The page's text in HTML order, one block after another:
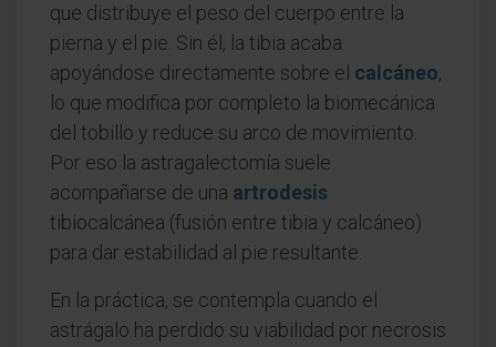
que distribuye el peso del cuerpo entre la
pierna y el pie. Sin él, la tibia acaba
apoyándose directamente sobre el calcáneo,
lo que modifica por completo la biomecánica
del tobillo y reduce su arco de movimiento.
Por eso la astragalectomía suele
acompañarse de una artrodesis
tibiocalcánea (fusión entre tibia y calcáneo)
para dar estabilidad al pie resultante.
En la práctica, se contempla cuando el
astrágalo ha perdido su viabilidad por necrosis